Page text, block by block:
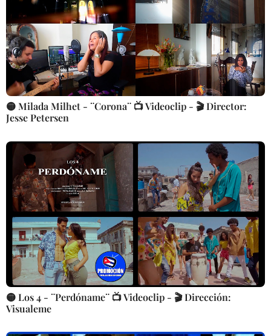
🟡 Milada Milhet - ¨Corona¨ 📺 Videoclip - 🎬 Director:
Jesse Petersen
🟡 Los 4 - ¨Perdóname¨ 📺 Videoclip - 🎬 Dirección:
Visualeme